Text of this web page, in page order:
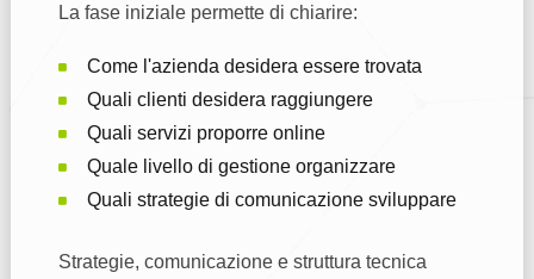
La fase iniziale permette di chiarire:
Come l'azienda desidera essere trovata
Quali clienti desidera raggiungere
Quali servizi proporre online
Quale livello di gestione organizzare
Quali strategie di comunicazione sviluppare
Strategie, comunicazione e struttura tecnica